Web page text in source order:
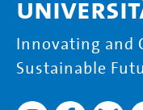
Innovating and
Sustainable